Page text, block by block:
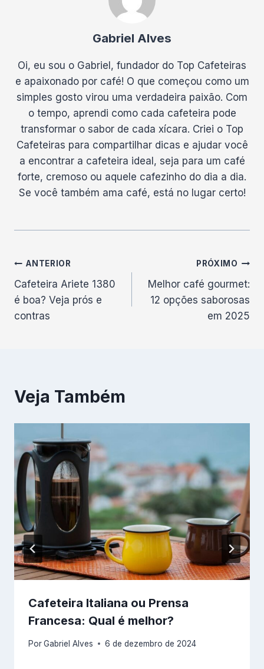
Gabriel Alves
Oi, eu sou o Gabriel, fundador do Top Cafeteiras
e apaixonado por café! O que começou como um
simples gosto virou uma verdadeira paixão. Com
o tempo, aprendi como cada cafeteira pode
transformar o sabor de cada xícara. Criei o Top
Cafeteiras para compartilhar dicas e ajudar você
a encontrar a cafeteira ideal, seja para um café
forte, cremoso ou aquele cafezinho do dia a dia.
Se você também ama café, está no lugar certo!
Navegação
de
Post
ANTERIOR
Cafeteira Ariete 1380
é boa? Veja prós e
contras
PRÓXIMO
Melhor café gourmet:
12 opções saborosas
em 2025
Veja Também
Cafeteira Italiana ou Prensa
Francesa: Qual é melhor?
PorGabriel Alves 6 de dezembro de 2024